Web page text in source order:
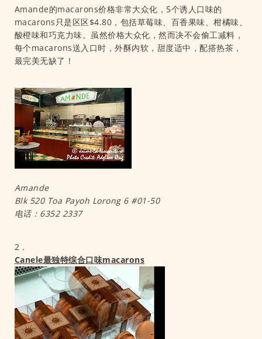
Amande的macarons价格非常大众化，5个诱人口味的
macarons只是区区$4.80，包括草莓味、百香果味、柑橘味、
酸橙味和巧克力味。虽然价格大众化，然而决不会偷工减料，
每个macarons送入口时，外酥内软，甜度适中，配搭热茶，
最完美无缺了！
Amande
Blk 520 Toa Payoh Lorong 6 #01-50
电话：6352 2337
2．
Canele最独特综合口味macarons